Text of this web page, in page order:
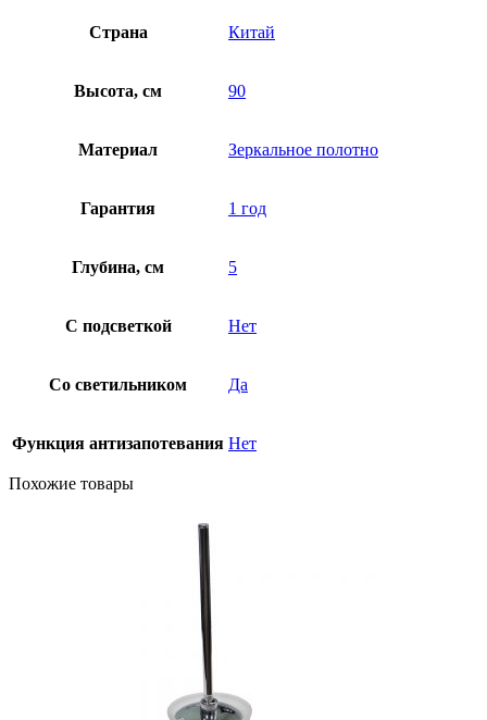
Страна Китай
Высота, см 90
Материал Зеркальное полотно
Гарантия 1 год
Глубина, см 5
С подсветкой Нет
Со светильником Да
Функция антизапотевания Нет
Похожие товары